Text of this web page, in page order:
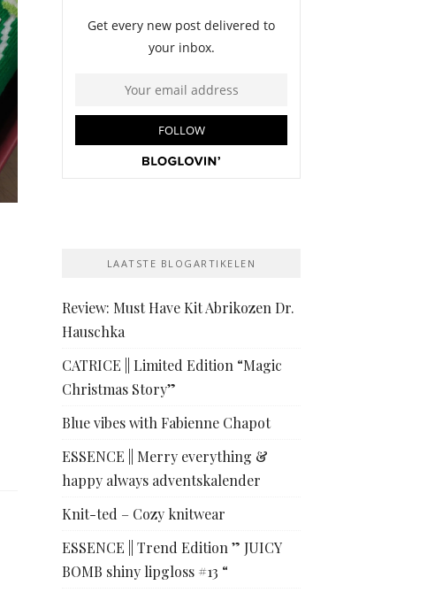
LAATSTE BLOGARTIKELEN
Review: Must Have Kit Abrikozen Dr.
Hauschka
CATRICE || Limited Edition “Magic
Christmas Story”
Blue vibes with Fabienne Chapot
ESSENCE || Merry everything &
happy always adventskalender
Knit-ted – Cozy knitwear
ESSENCE || Trend Edition ” JUICY
BOMB shiny lipgloss #13 “